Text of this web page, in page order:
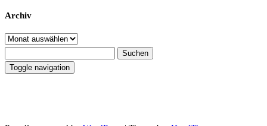
Archiv
Archiv
nach:
Toggle navigation